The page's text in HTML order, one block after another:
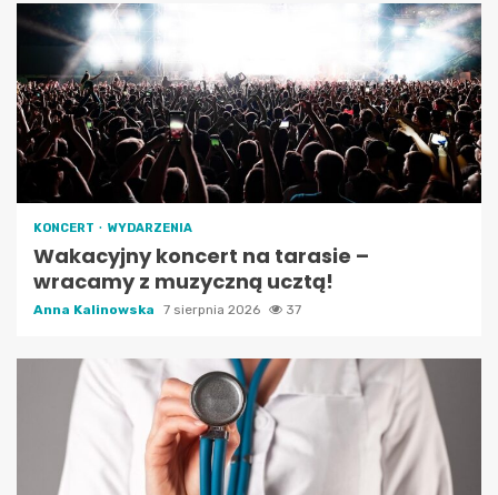
KONCERT WYDARZENIA
Wakacyjny koncert na tarasie –
wracamy z muzyczną ucztą!
Anna Kalinowska 7 sierpnia 2026 37